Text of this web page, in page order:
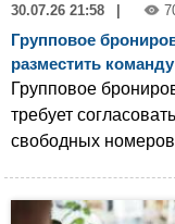
30.07.26 21:58
Групповое
разместить
Групповое
требует
свободных номеров